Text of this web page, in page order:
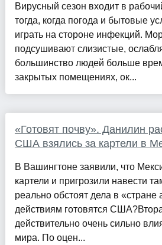
Вирусный сезон входит в
тогда, когда погода и бытовые
играть на стороне инфекций.
подсушивают слизистые,
большинство людей больше
закрытых помещениях, ок...
«Готовят почву». Данилин
США взялись за картели в
В Вашингтоне заявили, что
картели и пригрозили навести
реально обстоят дела в «стране
действиям готовятся
действительно очень сильно
мира. По оцен...